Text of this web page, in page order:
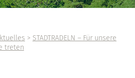
> STADTRADELN – Für unsere
treten